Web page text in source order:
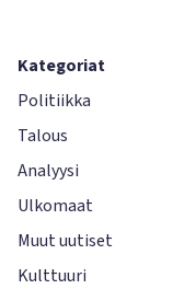
Kategoriat
Politiikka
Talous
Analyysi
Ulkomaat
Muut uutiset
Kulttuuri